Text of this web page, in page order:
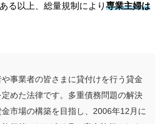
る以上、総量規制により 専業主婦は
や事業者の皆さまに貸付けを行う貸金
めた法律です。多重債務問題の解決
市場の構築を目指し、2006年12月に